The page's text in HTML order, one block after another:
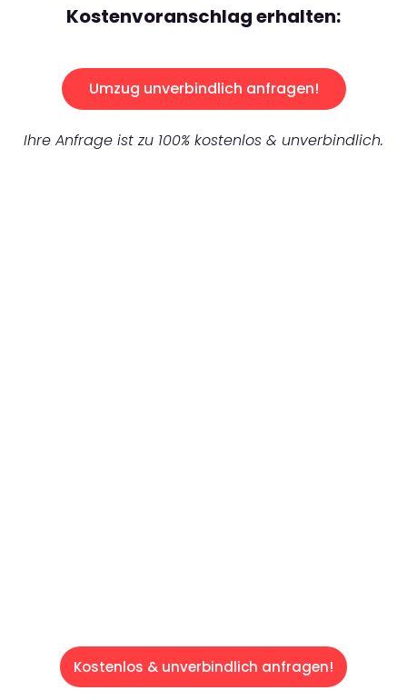
Kostenvoranschlag erhalten:
Umzug unverbindlich anfragen!
Ihre Anfrage ist zu 100% kostenlos & unverbindlich.
Kostenlos & unverbindlich anfragen!